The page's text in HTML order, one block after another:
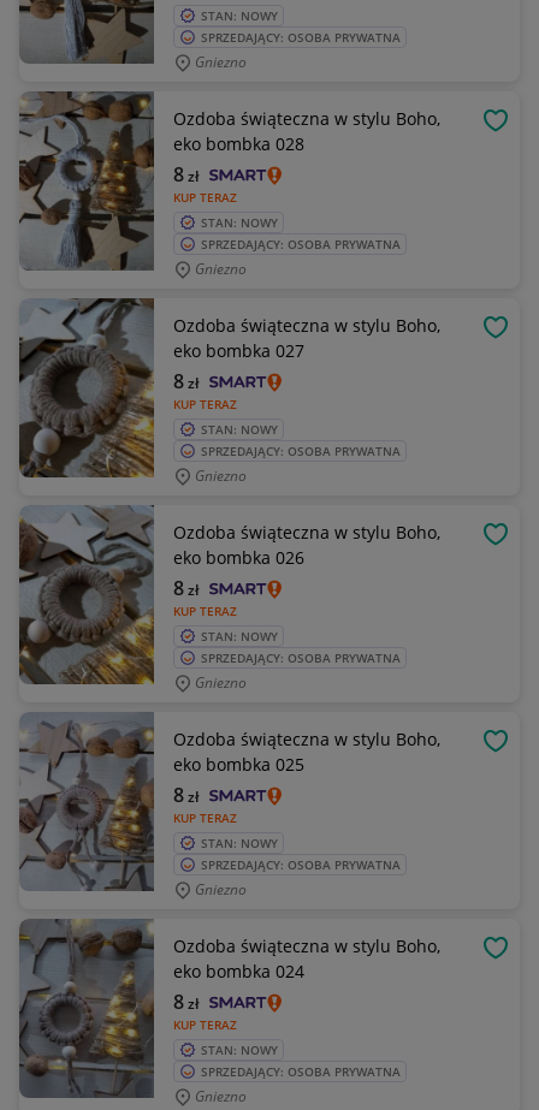
STAN: NOWY
SPRZEDAJĄCY: OSOBA PRYWATNA
Gniezno
Ozdoba świąteczna w stylu Boho,
eko bombka 028
KUP TERAZ
8zł
STAN: NOWY
SPRZEDAJĄCY: OSOBA PRYWATNA
Gniezno
Ozdoba świąteczna w stylu Boho,
eko bombka 027
KUP TERAZ
8zł
STAN: NOWY
SPRZEDAJĄCY: OSOBA PRYWATNA
Gniezno
Ozdoba świąteczna w stylu Boho,
eko bombka 026
KUP TERAZ
8zł
STAN: NOWY
SPRZEDAJĄCY: OSOBA PRYWATNA
Gniezno
Ozdoba świąteczna w stylu Boho,
eko bombka 025
KUP TERAZ
8zł
STAN: NOWY
SPRZEDAJĄCY: OSOBA PRYWATNA
Gniezno
Ozdoba świąteczna w stylu Boho,
eko bombka 024
KUP TERAZ
8zł
STAN: NOWY
SPRZEDAJĄCY: OSOBA PRYWATNA
Gniezno